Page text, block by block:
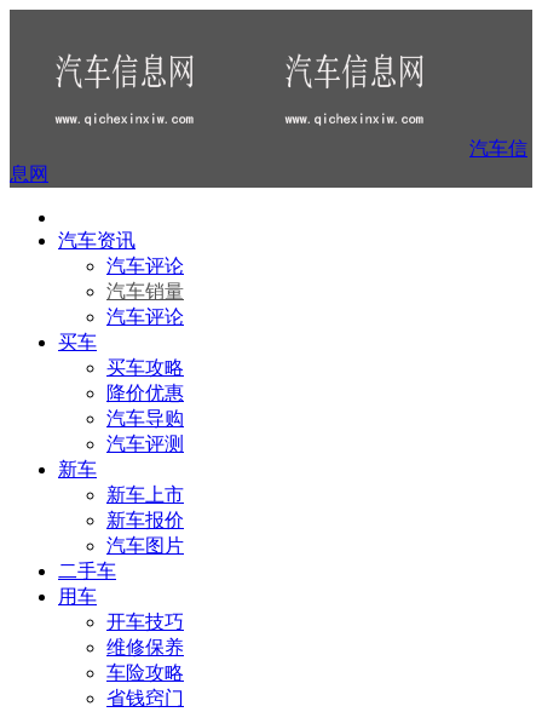
汽车信
息网
汽车资讯
汽车评论
汽车销量
汽车评论
买车
买车攻略
降价优惠
汽车导购
汽车评测
新车
新车上市
新车报价
汽车图片
二手车
用车
开车技巧
维修保养
车险攻略
省钱窍门